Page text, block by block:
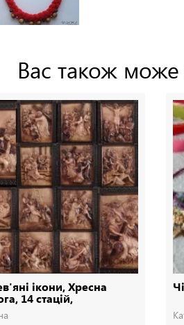
Вас також може
ікони, Хресна
14 стацій,